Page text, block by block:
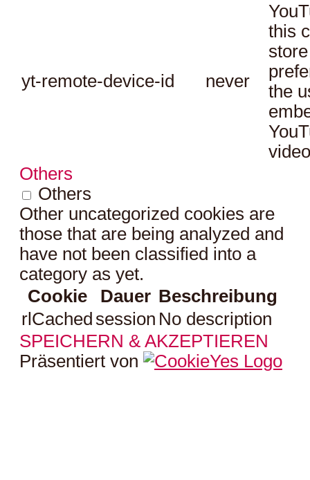
yt-remote-device-id never
this
the
Others
Others
Other uncategorized cookies are
those that are being analyzed and
have not been classified into a
category as yet.
Cookie
Dauer Beschreibung
rlCached session No description
SPEICHERN & AKZEPTIEREN
Präsentiert von